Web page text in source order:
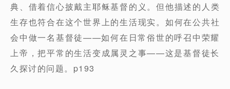
典、借着信心披戴主耶稣基督的义。但他描述的人类
生存也符合在这个世界上的生活现实。如何在公共社
会中做一名基督徒——如何在日常俗世的呼召中荣耀
上帝，把平常的生活变成属灵之事——这是基督徒长
久探讨的问题。p193